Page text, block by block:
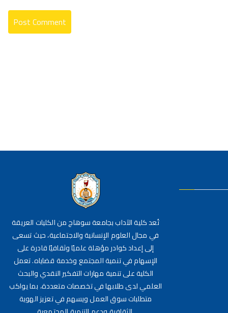
تُعد كلية الآداب بجامعة سوهاج من الكليات العريقة
في مجال العلوم الإنسانية والاجتماعية، حيث تسعى
إلى إعداد كوادر مؤهلة علميًا وثقافيًا قادرة على
الإسهام في تنمية المجتمع وخدمة قضاياه. تعمل
الكلية على تنمية مهارات التفكير النقدي والبحث
العلمي لدى طلابها في تخصصات متعددة، بما يواكب
متطلبات سوق العمل ويسهم في تعزيز الهوية